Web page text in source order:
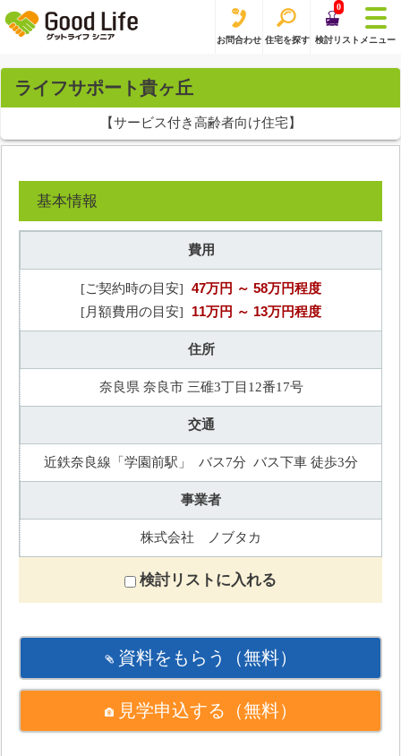
お問合わせ 住宅を探す
0
検討リスト メニュー
ライフサポート貴ヶ丘
【サービス付き高齢者向け住宅】
基本情報
費用
[ご契約時の目安] 47万円 ～ 58万円程度
[月額費用の目安] 11万円 ～ 13万円程度
住所
奈良県 奈良市 三碓3丁目12番17号
交通
近鉄奈良線「学園前駅」 バス7分 バス下車 徒歩3分
事業者
株式会社 ノブタカ
検討リストに入れる
資料をもらう （無料）
見学申込する （無料）